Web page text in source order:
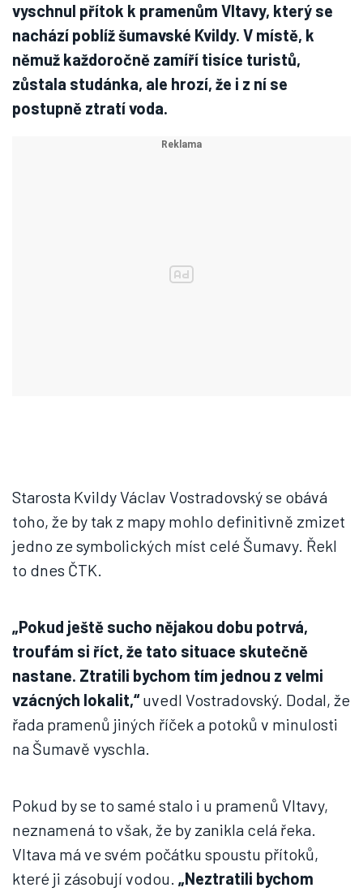
vyschnul přítok k pramenům Vltavy, který se
nachází poblíž šumavské Kvildy. V místě, k
němuž každoročně zamíří tisíce turistů,
zůstala studánka, ale hrozí, že i z ní se
postupně ztratí voda.
Starosta Kvildy Václav Vostradovský se obává
toho, že by tak z mapy mohlo definitivně zmizet
jedno ze symbolických míst celé Šumavy. Řekl
to dnes ČTK.
„Pokud ještě sucho nějakou dobu potrvá,
troufám si říct, že tato situace skutečně
nastane. Ztratili bychom tím jednou z velmi
vzácných lokalit,“uvedl Vostradovský. Dodal, že
řada pramenů jiných říček a potoků v minulosti
na Šumavě vyschla.
Pokud by se to samé stalo i u pramenů Vltavy,
neznamená to však, že by zanikla celá řeka.
Vltava má ve svém počátku spoustu přítoků,
které ji zásobují vodou. „Neztratili bychom